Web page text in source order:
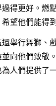
得更好。燃
望他們能得
舉行舞獅、
向他們致敬
人們提供了